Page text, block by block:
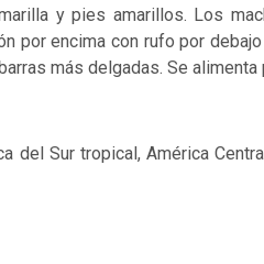
y pies amarillos. Los
por encima con rufo por
más delgadas. Se
del Sur tropical, América